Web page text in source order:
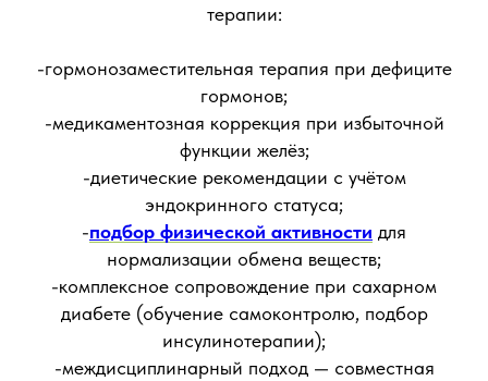
терапии:
-гормонозаместительная терапия при дефиците
гормонов;
-медикаментозная коррекция при избыточной
функции желёз;
-диетические рекомендации с учётом
эндокринного статуса;
-подбор физической активности для
нормализации обмена веществ;
-комплексное сопровождение при сахарном
диабете (обучение самоконтролю, подбор
инсулинотерапии);
-междисциплинарный подход — совместная